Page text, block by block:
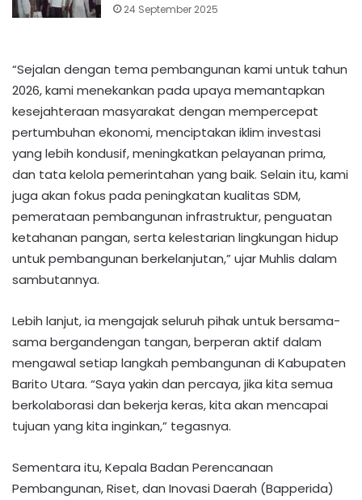
24 September 2025
“Sejalan dengan tema pembangunan kami untuk tahun
2026, kami menekankan pada upaya memantapkan
kesejahteraan masyarakat dengan mempercepat
pertumbuhan ekonomi, menciptakan iklim investasi
yang lebih kondusif, meningkatkan pelayanan prima,
dan tata kelola pemerintahan yang baik. Selain itu, kami
juga akan fokus pada peningkatan kualitas SDM,
pemerataan pembangunan infrastruktur, penguatan
ketahanan pangan, serta kelestarian lingkungan hidup
untuk pembangunan berkelanjutan,” ujar Muhlis dalam
sambutannya.
Lebih lanjut, ia mengajak seluruh pihak untuk bersama-
sama bergandengan tangan, berperan aktif dalam
mengawal setiap langkah pembangunan di Kabupaten
Barito Utara. “Saya yakin dan percaya, jika kita semua
berkolaborasi dan bekerja keras, kita akan mencapai
tujuan yang kita inginkan,” tegasnya.
Sementara itu, Kepala Badan Perencanaan
Pembangunan, Riset, dan Inovasi Daerah (Bapperida)